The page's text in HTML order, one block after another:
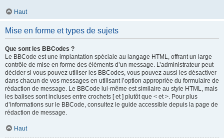
Haut
Mise en forme et types de sujets
Que sont les BBCodes ?
Le BBCode est une implantation spéciale au langage HTML, offrant un large
contrôle de mise en forme des éléments d’un message. L’administrateur peut
décider si vous pouvez utiliser les BBCodes, vous pouvez aussi les désactiver
dans chacun de vos messages en utilisant l’option appropriée du formulaire de
rédaction de message. Le BBCode lui-même est similaire au style HTML, mais
les balises sont incluses entre crochets [ et ] plutôt que < et >. Pour plus
d’informations sur le BBCode, consultez le guide accessible depuis la page de
rédaction de message.
Haut